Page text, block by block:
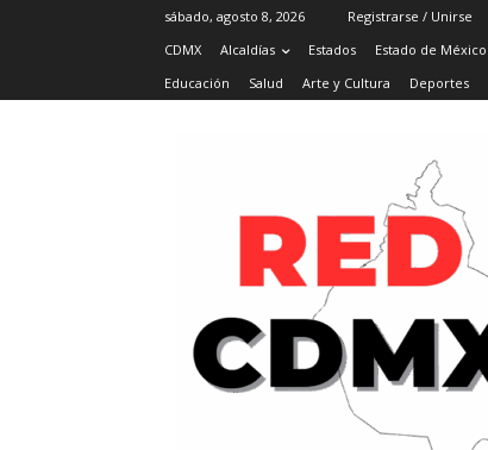
sábado, agosto 8, 2026
Registrarse / Unirse
CDMX
Alcaldías Estados Estado de México
Educación
Salud Arte y Cultura Deportes